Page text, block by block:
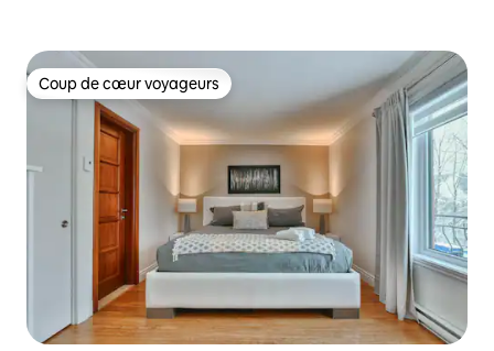
Coup de cœur voyageurs
Coup de cœur voyageurs